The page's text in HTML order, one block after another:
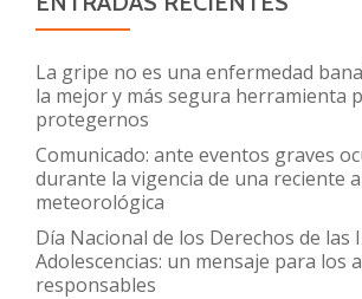
La gripe no es una enfermedad
la mejor y más segura herramienta
protegernos
Comunicado: ante eventos graves
durante la vigencia de una reciente
meteorológica
Día Nacional de los Derechos de las
Adolescencias: un mensaje para los
responsables